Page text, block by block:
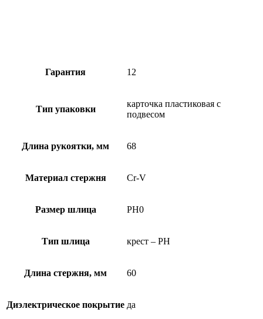
Гарантия 12
Тип упаковки
карточка пластиковая с
подвесом
Длина рукоятки, мм 68
Материал стержня Cr-V
Размер шлица PH0
Тип шлица крест – PH
Длина стержня, мм 60
Диэлектрическое покрытие да